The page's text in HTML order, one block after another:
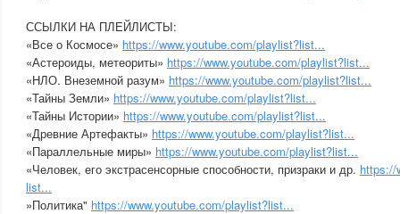
ССЫЛКИ НА ПЛЕЙЛИСТЫ:
«Все о Космосе» https://www.youtube.com/playlist?list...
«Астероиды, метеориты» https://www.youtube.com/playlist?list...
«НЛО. Внеземной разум» https://www.youtube.com/playlist?list...
«Тайны Земли» https://www.youtube.com/playlist?list...
«Тайны Истории» https://www.youtube.com/playlist?list...
«Древние Артефакты» https://www.youtube.com/playlist?list...
«Параллельные миры» https://www.youtube.com/playlist?list...
«Человек, его экстрасенсорные способности, призраки и др. https://
list...
»Политика" https://www.youtube.com/playlist?list...